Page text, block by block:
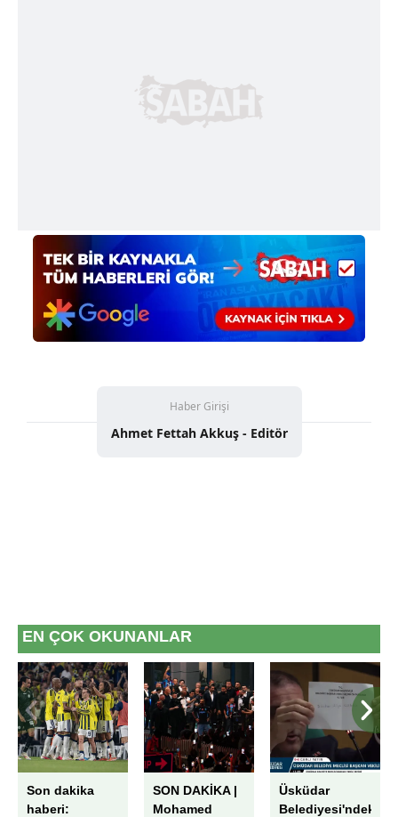
kılınması ve kişiselleştirilmesi ve sizlere yönelik
reklam/pazarlama faaliyetlerinin yapılması, amaçlarıyla
sınırlı olarak açık rızanız dahilinde kullanılacaktır.
6698 sayılı Kişisel Verilerin Korunması Kanunu uyarınca
hazırlanmış Aydınlatma Metnimizi okumak ve sitemizde
ilgili mevzuata uygun olarak kullanılan çerezlerle ilgili bilgi
almak için lütfen
Haber Girişi
Ahmet Fettah Akkuş - Editör
EN ÇOK OKUNANLAR
Son dakika
haberi:
SON DAKİKA |
Mohamed
Üsküdar
Belediyesi'ndeki